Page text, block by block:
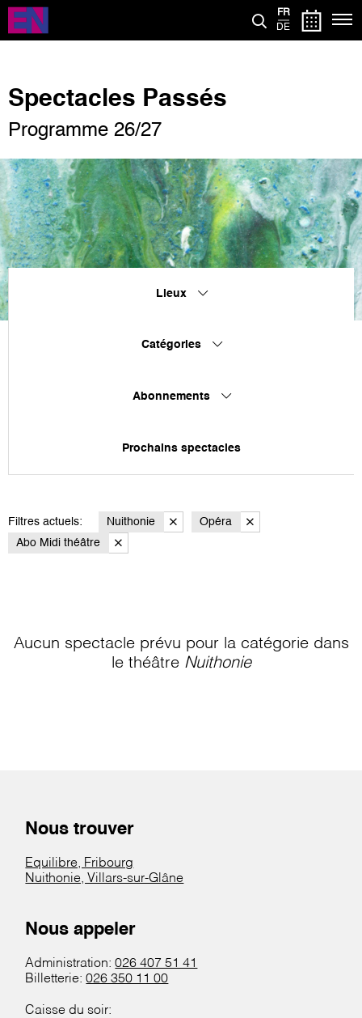
Aller
contenu
FR
DE
Spectacles Passés
Programme 26/27
Lieux
Catégories
Abonnements
Prochains spectacles
Filtres actuels: Nuithonie
Opéra
Abo Midi théâtre
Aucun spectacle prévu pour la catégorie dans
le théâtre Nuithonie
Nous trouver
Equilibre, Fribourg
Nuithonie, Villars-sur-Glâne
Nous appeler
Administration:026 407 51 41
Billetterie:026 350 11 00
Caisse du soir: